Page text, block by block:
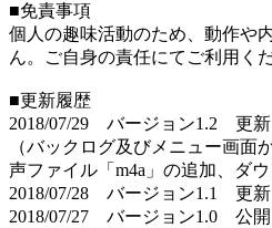
■免責事項
個人の趣味活動のため、動作や
ん。ご自身の責任にてご利用くだ
■更新履歴
2018/07/29 バージョン1.2 更
（バックログ及びメニュー画面
声ファイル「m4a」の追加、ダ
2018/07/28 バージョン1.1 更
2018/07/27 バージョン1.0 公開